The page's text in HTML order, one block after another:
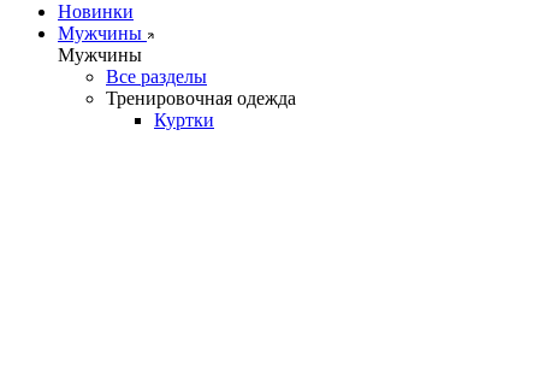
Новинки
Мужчины
Мужчины
Все разделы
Тренировочная одежда
Куртки